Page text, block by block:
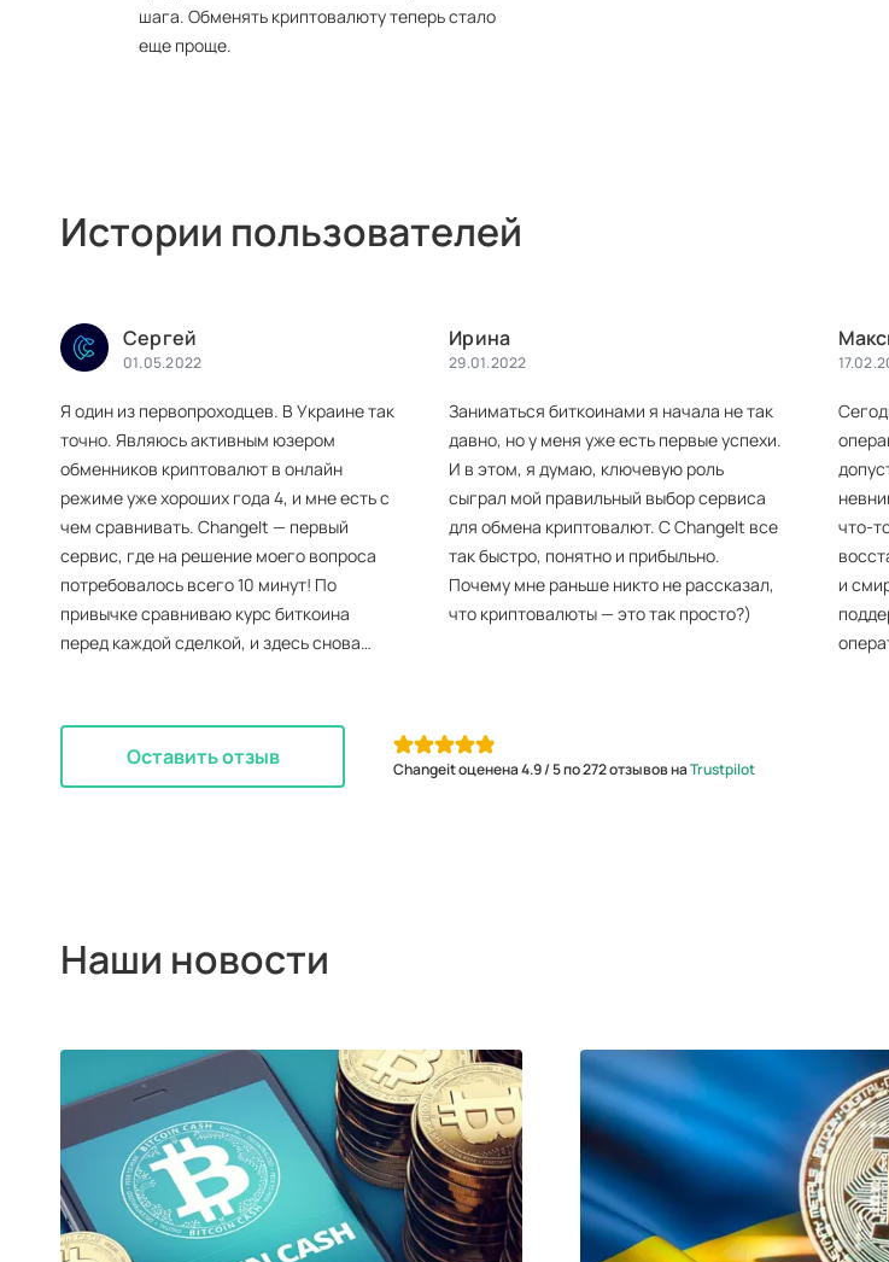
шага. Обменять криптовалюту теперь стало
еще проще.
Истории пользователей
Сергей
01.05.2022
Я один из первопроходцев. В Украине так
точно. Являюсь активным юзером
обменников криптовалют в онлайн
режиме уже хороших года 4, и мне есть с
чем сравнивать. ChangeIt — первый
сервис, где на решение моего вопроса
потребовалось всего 10 минут! По
привычке сравниваю курс биткоина
перед каждой сделкой, и здесь снова
Если для вас все это тоже важно, тогда
этот онлайн обменник криптовалют — то,
Ирина
29.01.2022
Заниматься биткоинами я начала не так
давно, но у меня уже есть первые успехи.
И в этом, я думаю, ключевую роль
сыграл мой правильный выбор сервиса
для обмена криптовалют. С ChangeIt все
так быстро, понятно и прибыльно.
Почему мне раньше никто не рассказал,
что криптовалюты — это так просто?)
что-
и
Оставить отзыв Changeit оценена 4.9 / 5 по 272 отзывов наTrustpilot
Наши новости